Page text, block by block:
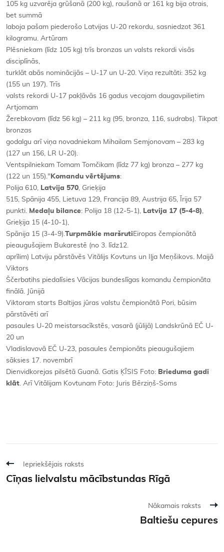
105 kg uzvarēja grūšanā (200 kg), raušanā ar 161 kg bija otrais,
bet summā
laboja pašam piederošo Latvijas U-20 rekordu, sasniedzot 361
kilogramu. Artūram
Plēsniekam (līdz 105 kg) trīs bronzas un valsts rekordi visās
disciplīnās,
turklāt abās nominācijās – U-17 un U-20. Viņa rezultāti: 352 kg
(155 un 197). Trīs
valsts rekordi U-17 pakļāvās 16 gadus vecajam daugavpilietim
Artjomam
Žerebkovam (līdz 56 kg) – 211 kg (95, bronza, 116, sudrabs). Tikpat
bronzas
godalgu arī viņa novadniekam Mihailam Semjonovam – 283 kg
(127 un 156, LR U-20).
Ventspilniekam Tomam Tomčikam (līdz 77 kg) bronza – 277 kg
(122 un 155)." Komandu vērtējums:
Polija 610, Latvija 570, Grieķija
515, Spānija 455, Lietuva 129, Francija 89, Austrija 65, Īrija 57
punkti. Medaļu bilance: Polija 18 (12-5-1), Latvija 17 (5-4-8),
Grieķija 15 (4-10-1),
Spānija 15 (3-4-9).Turpmākie maršruti Eiropas čempionātā
pieaugušajiem Bukarestē (no 3. līdz12.
aprīlim) Latviju pārstāvēs Vitālijs Kovtuns un Iļja Meņšikovs. Maijā
Viktors
Ščerbatihs piedalīsies Vācijas bundeslīgas komandu čempionāta
finālā. Jūnijā
Viktoram starts Baltijas jūras valstu čempionātā Pori, būsim
pārstāvēti arī
pasaules U-20 meistarsacīkstēs, vasarā (jūlijā) Landskrūnā EČ U-
20 un
Vladislavovā EČ U-23, pasaules čempionāts pieaugušajiem
sāksies 17. novembrī
Dienvidkorejas pilsētā Guanā. Gatis ĶĪSIS Foto: Brieduma gadi
klāt. Arī Vitālijam Kovtunam Foto: Juris Bērziņš-Soms
Iepriekšējais raksts
Cīņas lielvalstu mācībstundas Rīgā
Nākamais raksts
Baltiešu cepures